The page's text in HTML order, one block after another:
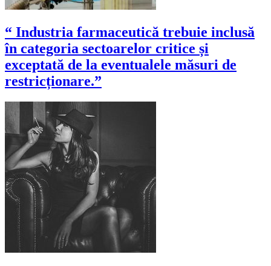
“ Industria farmaceutică trebuie inclusă
în categoria sectoarelor critice și
exceptată de la eventualele măsuri de
restricționare.”